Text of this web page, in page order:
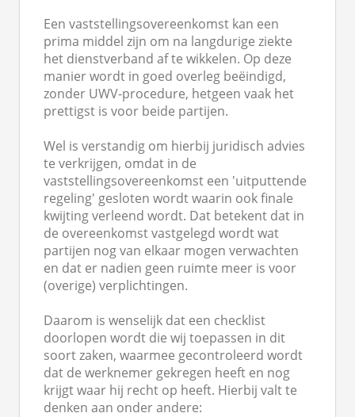
Een vaststellingsovereenkomst kan een
prima middel zijn om na langdurige ziekte
het dienstverband af te wikkelen. Op deze
manier wordt in goed overleg beëindigd,
zonder UWV-procedure, hetgeen vaak het
prettigst is voor beide partijen.
Wel is verstandig om hierbij juridisch advies
te verkrijgen, omdat in de
vaststellingsovereenkomst een 'uitputtende
regeling' gesloten wordt waarin ook finale
kwijting verleend wordt. Dat betekent dat in
de overeenkomst vastgelegd wordt wat
partijen nog van elkaar mogen verwachten
en dat er nadien geen ruimte meer is voor
(overige) verplichtingen.
Daarom is wenselijk dat een checklist
doorlopen wordt die wij toepassen in dit
soort zaken, waarmee gecontroleerd wordt
dat de werknemer gekregen heeft en nog
krijgt waar hij recht op heeft. Hierbij valt te
denken aan onder andere: